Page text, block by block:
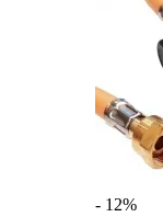
- 12%